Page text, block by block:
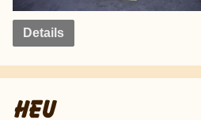
Details
HEU